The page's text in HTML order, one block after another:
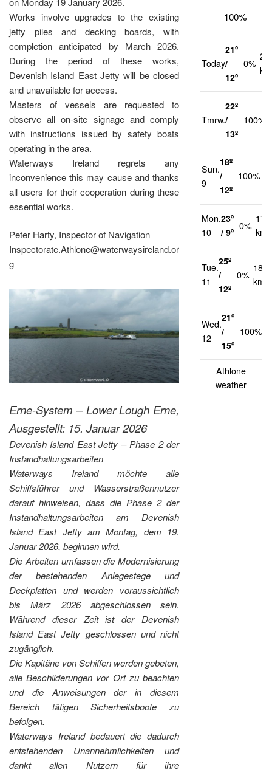
Works involve upgrades to the existing
jetty piles and decking boards, with
completion anticipated by March 2026.
During the period of these works,
Devenish Island East Jetty will be closed
and unavailable for access.
Masters of vessels are requested to
observe all on-site signage and comply
with instructions issued by safety boats
operating in the area.
Waterways Ireland regrets any
inconvenience this may cause and thanks
all users for their cooperation during these
essential works.
Peter Harty, Inspector of Navigation
Inspectorate.Athlone@waterwaysireland.or
g
Erne-System – Lower Lough Erne,
Ausgestellt: 15. Januar 2026
Devenish Island East Jetty – Phase 2 der
Instandhaltungsarbeiten
Waterways Ireland möchte alle
Schiffsführer und Wasserstraßennutzer
darauf hinweisen, dass die Phase 2 der
Instandhaltungsarbeiten am Devenish
Island East Jetty am Montag, dem 19.
Januar 2026, beginnen wird.
Die Arbeiten umfassen die Modernisierung
der bestehenden Anlegestege und
Deckplatten und werden voraussichtlich
bis März 2026 abgeschlossen sein.
Während dieser Zeit ist der Devenish
Island East Jetty geschlossen und nicht
zugänglich.
Die Kapitäne von Schiffen werden gebeten,
alle Beschilderungen vor Ort zu beachten
und die Anweisungen der in diesem
Bereich tätigen Sicherheitsboote zu
befolgen.
Waterways Ireland bedauert die dadurch
entstehenden Unannehmlichkeiten und
dankt allen Nutzern für ihre
100%
Today
21º
/
12º
0%
20
Tmrw.
22º
/
13º
100%
Sun.
9
18º
/
12º
100%
Mon.
10
23º
/ 9º
0%
17
km/
Tue.
11
25º
/
12º
0%
18
km/h
Wed.
12
21º
/
15º
100%
Athlone
weather